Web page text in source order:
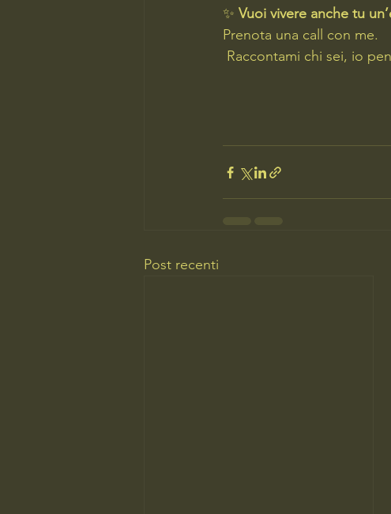
✨ Vuoi vivere anche tu
Prenota una call con me.
Raccontami chi sei, io
Post recenti